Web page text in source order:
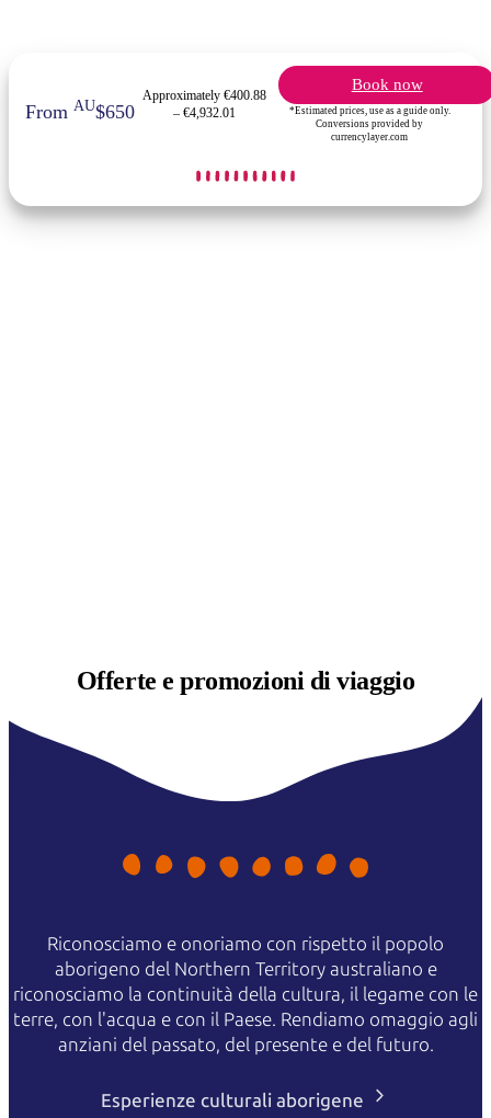
FromAU$650
Approximately €400.88
– €4,932.01
Book now
*Estimated prices, use as a guide only.
Conversions provided by
currencylayer.com
Offerte epromozioni di viaggio
Riconosciamo e onoriamo con rispetto il popolo
aborigeno del Northern Territory australiano e
riconosciamo la continuità della cultura, il legame con le
terre, con l'acqua e con il Paese. Rendiamo omaggio agli
anziani del passato, del presente e del futuro.
Esperienze culturali aborigene